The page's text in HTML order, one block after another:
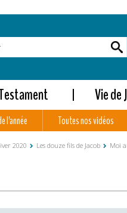
Vie de
l'année Toutes nos vidéos
2020 Les douze fils de Jacob Moi